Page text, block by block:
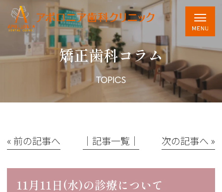
矯正歯科コラム
TOPICS
« 前の記事へ │記事一覧│ 次の記事へ »
11月11日(水)の診療について